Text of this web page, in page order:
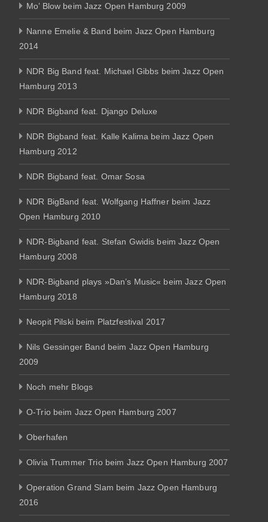
Mo’ Blow beim Jazz Open Hamburg 2009
Nanne Emelie & Band beim Jazz Open Hamburg
2014
NDR Big Band feat. Michael Gibbs beim Jazz Open
Hamburg 2013
NDR Bigband feat. Django Deluxe
NDR Bigband feat. Kalle Kalima beim Jazz Open
Hamburg 2012
NDR Bigband feat. Omar Sosa
NDR BigBand feat. Wolfgang Haffner beim Jazz
Open Hamburg 2010
NDR-Bigband feat. Stefan Gwidis beim Jazz Open
Hamburg 2008
NDR-Bigband plays »Dan’s Music« beim Jazz Open
Hamburg 2018
Neopit Pilski beim Platzfestival 2017
Nils Gessinger Band beim Jazz Open Hamburg
2009
Noch mehr Blogs
O-Trio beim Jazz Open Hamburg 2007
Oberhafen
Olivia Trummer Trio beim Jazz Open Hamburg 2007
Operation Grand Slam beim Jazz Open Hamburg
2016